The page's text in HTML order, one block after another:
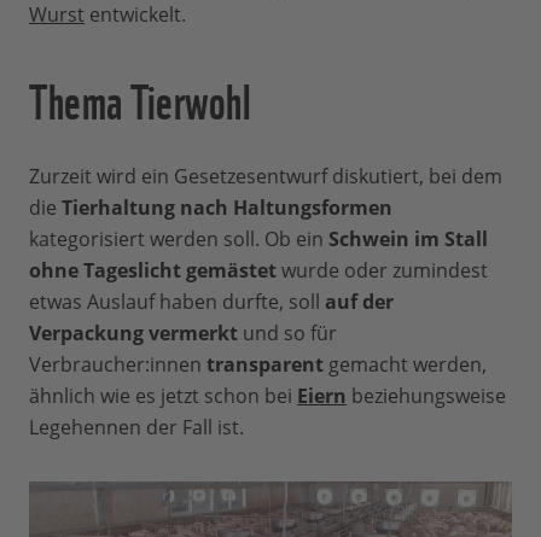
Wurst entwickelt.
Thema Tierwohl
Zurzeit wird ein Gesetzesentwurf diskutiert, bei dem
die Tierhaltung nach Haltungsformen
kategorisiert werden soll. Ob ein Schwein im Stall
ohne Tageslicht gemästetwurde oder zumindest
etwas Auslauf haben durfte, soll auf der
Verpackung vermerkt und so für
Verbraucher:innen transparent gemacht werden,
ähnlich wie es jetzt schon bei Eiern beziehungsweise
Legehennen der Fall ist.